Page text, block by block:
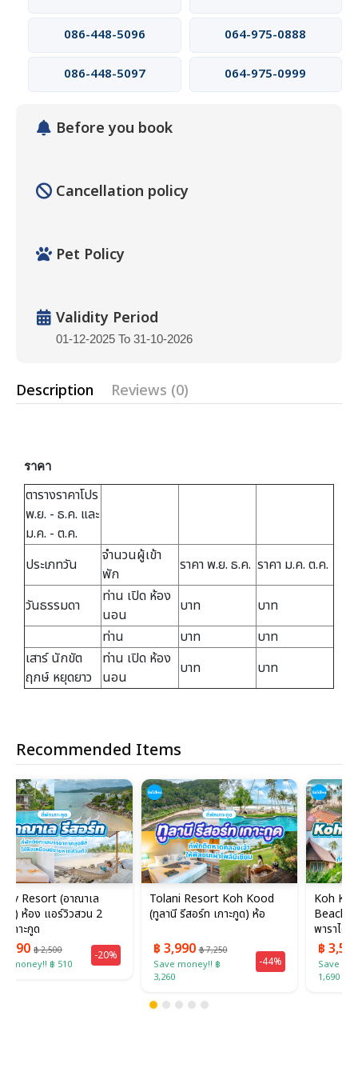
086-448-5096 064-975-0888
086-448-5097 064-975-0999
Before you book
Cancellation policy
Pet Policy
Validity Period
01-12-2025 To 31-10-2026
Description Reviews (0)
ราคา
ตารางราคาโปร
พ.ย. - ธ.ค. และ
ม.ค. - ต.ค.
ประเภทวัน
จำนวนผู้เข้า
พัก
ราคา พ.ย. ธ.ค. ราคา ม.ค. ต.ค.
วันธรรมดา
ท่าน เปิด ห้อง
นอน
บาท
บาท
ท่าน
บาท
บาท
เสาร์ นักขัต
ฤกษ์ หยุดยาว
ท่าน เปิด ห้อง
นอน
บาท บาท
Recommended Items
Tolani Resort Koh Kood
(ทูลานี รีสอร์ท เกาะกูด) ห้อ
฿ 3,990 ฿ 7,250
Save money!! ฿
-44%
Koh Kood Paradise
Beach Resort (เกาะกูด
พาราไดซ์ บีช รีสอร์ท) ห้อ...
฿ 3,590 ฿ 5,280
Save money!! ฿
-32%